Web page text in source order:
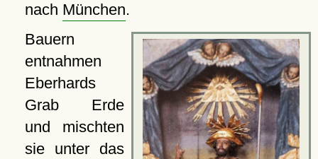
nach München.
Bauern
entnahmen
Eberhards
Grab Erde
und mischten
sie unter das